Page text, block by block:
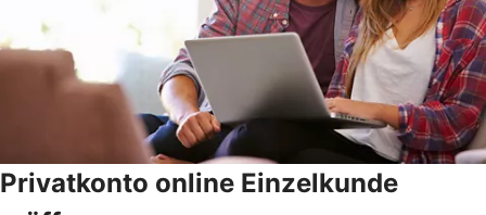
Privatkonto online Einzelkunde